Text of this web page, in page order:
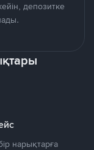
депозитке
нарықтарға